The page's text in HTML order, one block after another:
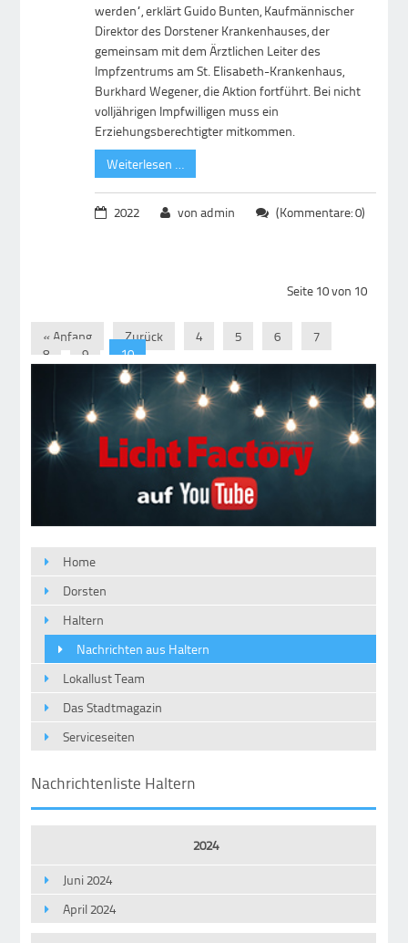
werden“, erklärt Guido Bunten, Kaufmännischer
Direktor des Dorstener Krankenhauses, der
gemeinsam mit dem Ärztlichen Leiter des
Impfzentrums am St. Elisabeth-Krankenhaus,
Burkhard Wegener, die Aktion fortführt. Bei nicht
volljährigen Impfwilligen muss ein
Erziehungsberechtigter mitkommen.
Weiterlesen …
2022 von admin (Kommentare: 0)
Seite 10 von 10
« Anfang Zurück 4 5 6
7
8
9 10
Home
Dorsten
Haltern
Nachrichten aus Haltern
Lokallust Team
Das Stadtmagazin
Serviceseiten
Nachrichtenliste Haltern
2024
Juni 2024
April 2024